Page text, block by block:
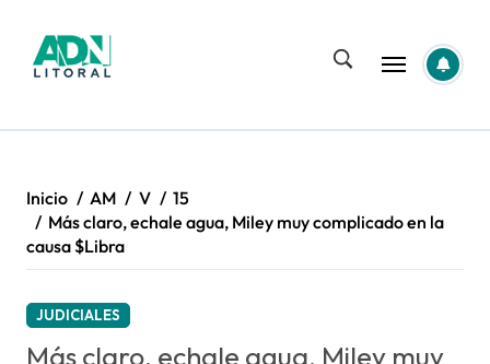
contenido
Inicio AM V
15
Más claro, echale agua, Miley muy complicado en la
causa $Libra
JUDICIALES
Más claro, echale agua, Miley muy